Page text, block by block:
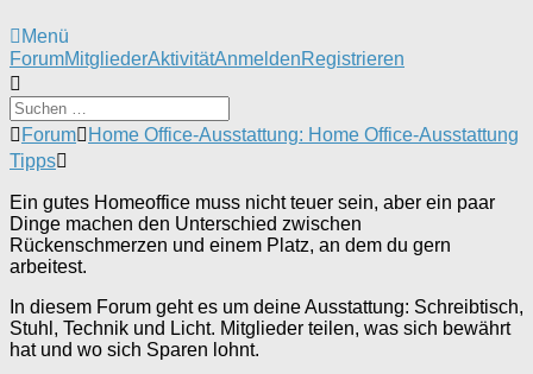
Menü
Forum-
Navigation
ForumMitgliederAktivitätAnmeldenRegistrieren
Forum-
Breadcrumbs
-
Du
bist
hier:
Forum
Home Office-Ausstattung: Home Office-Ausstattung
Tipps
Ein gutes Homeoffice muss nicht teuer sein, aber ein paar
Dinge machen den Unterschied zwischen
Rückenschmerzen und einem Platz, an dem du gern
arbeitest.
In diesem Forum geht es um deine Ausstattung: Schreibtisch,
Stuhl, Technik und Licht. Mitglieder teilen, was sich bewährt
hat und wo sich Sparen lohnt.